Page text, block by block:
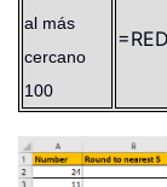
al más
cercano
100